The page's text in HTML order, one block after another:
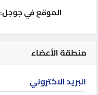
إعلانات
المنتدى
منطقة الأعضاء
البريد الاكتروني
الموقع في جوجل: